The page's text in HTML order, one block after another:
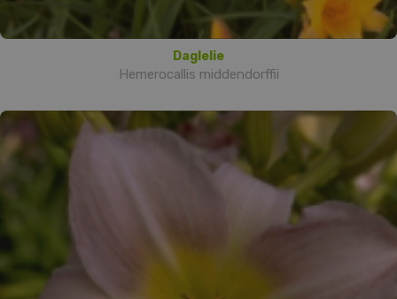
Daglelie
Hemerocallis middendorffii